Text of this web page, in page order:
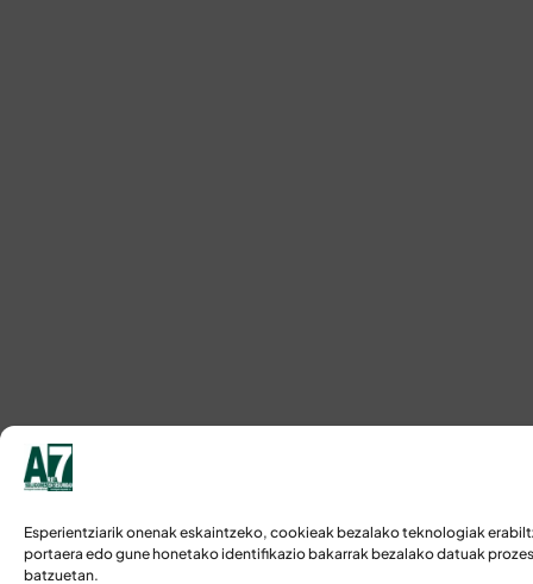
Esperientziarik onenak eskaintzeko, cookieak bezalako teknologiak
portaera edo gune honetako identifikazio bakarrak bezalako datuak
batzuetan.